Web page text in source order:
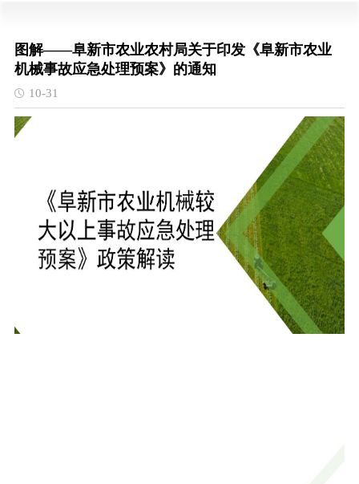
图解——阜新市农业农村局关于印发《阜新市农业
机械事故应急处理预案》的通知
10-31